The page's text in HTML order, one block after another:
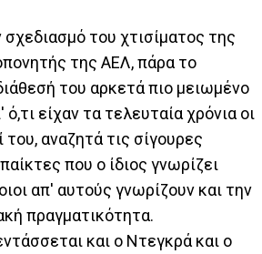
του χτισίματος της
της ΑΕΛ, πάρα το
του αρκετά πιο μειωμένο
είχαν τα τελευταία χρόνια οι
του, αναζητά τις σίγουρες
που ο ίδιος γνωρίζει
απ' αυτούς γνωρίζουν και την
πραγματικότητα.
και ο Ντεγκρά και ο